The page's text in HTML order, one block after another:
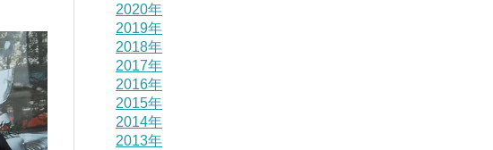
2020年
2019年
2018年
2017年
2016年
2015年
2014年
2013年